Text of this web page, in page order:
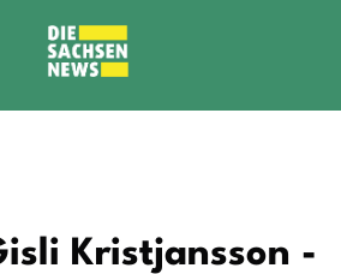
Kristjansson -